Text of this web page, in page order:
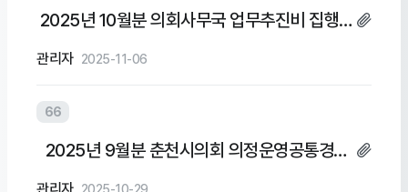
2025년 10월분 의회사무국 업무추진비 집행내
관리자 2025-11-06
66
2025년 9월분 춘천시의회 의정운영공통경비